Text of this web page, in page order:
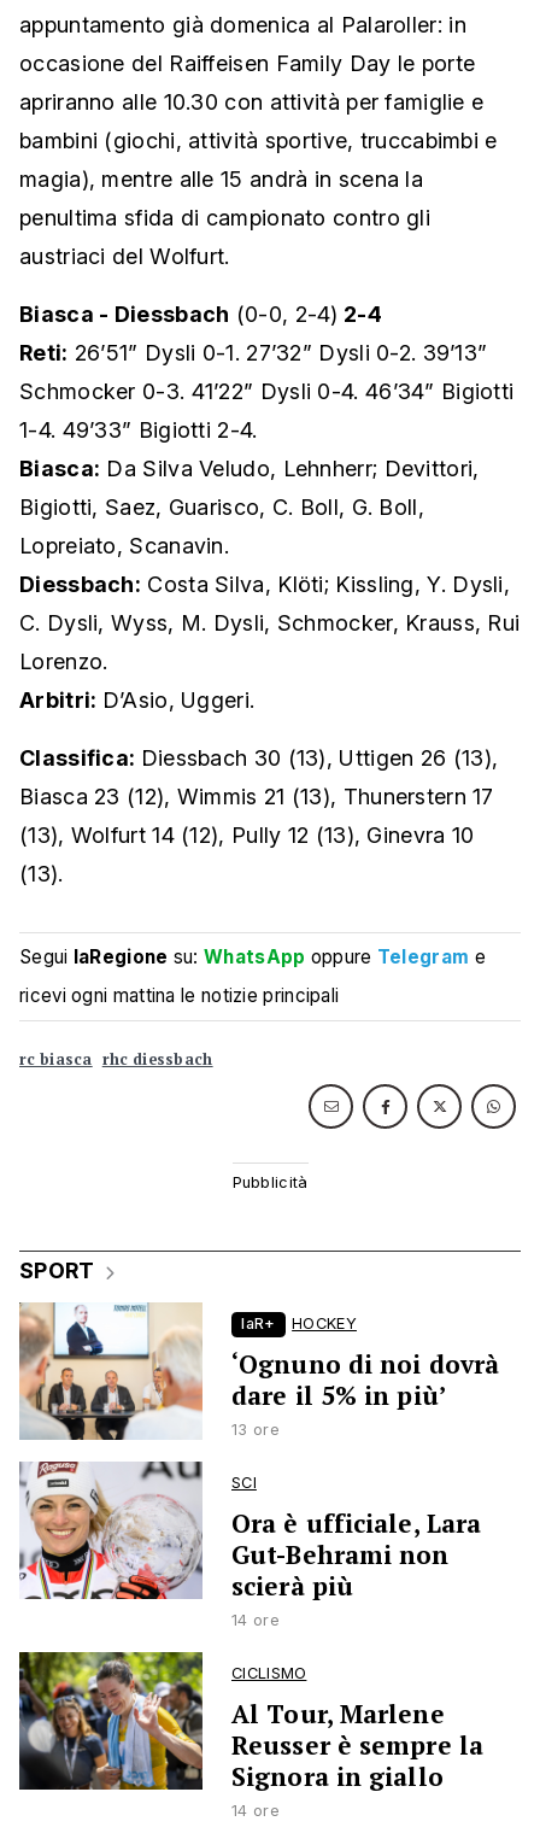
appuntamento già domenica al Palaroller: in
occasione del Raiffeisen Family Day le porte
apriranno alle 10.30 con attività per famiglie e
bambini (giochi, attività sportive, truccabimbi e
magia), mentre alle 15 andrà in scena la
penultima sfida di campionato contro gli
austriaci del Wolfurt.
Biasca - Diessbach (0-0, 2-4) 2-4
Reti: 26’51” Dysli 0-1. 27’32” Dysli 0-2. 39’13”
Schmocker 0-3. 41’22” Dysli 0-4. 46’34” Bigiotti
1-4. 49’33” Bigiotti 2-4.
Biasca: Da Silva Veludo, Lehnherr; Devittori,
Bigiotti, Saez, Guarisco, C. Boll, G. Boll,
Lopreiato, Scanavin.
Diessbach: Costa Silva, Klöti; Kissling, Y. Dysli,
C. Dysli, Wyss, M. Dysli, Schmocker, Krauss, Rui
Lorenzo.
Arbitri: D’Asio, Uggeri.
Classifica: Diessbach 30 (13), Uttigen 26 (13),
Biasca 23 (12), Wimmis 21 (13), Thunerstern 17
(13), Wolfurt 14 (12), Pully 12 (13), Ginevra 10
(13).
Segui laRegione su:WhatsApp oppure Telegram e
ricevi ogni mattina le notizie principali
rc biasca rhc diessbach
SPORT
laR+ HOCKEY
‘Ognuno di noi dovrà
dare il 5% in più’
13 ore
SCI
Ora è ufficiale, Lara
Gut-Behrami non
scierà più
14 ore
CICLISMO
Al Tour, Marlene
Reusser è sempre la
Signora in giallo
14 ore